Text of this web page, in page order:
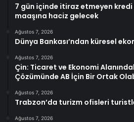
7 gün içinde itiraz etmeyen
maaşına haciz gelecek
Ağustos 7, 2026
Dünya Bankası’ndan küresel
Ağustos 7, 2026
Çin: Ticaret ve Ekonomi
Çözümünde AB İçin Bir Ortak
Ağustos 7, 2026
Trabzon’da turizm ofisleri
Ağustos 7, 2026